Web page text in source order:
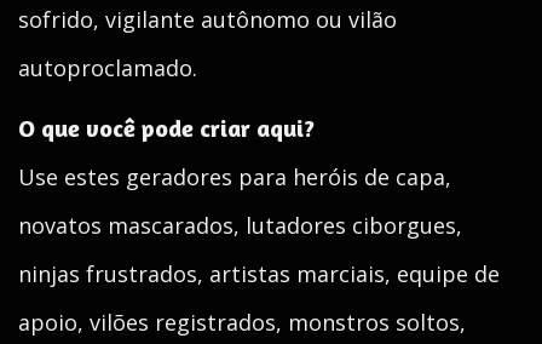
sofrido, vigilante autônomo ou vilão
autoproclamado.
O que você pode criar aqui?
Use estes geradores para heróis de capa,
novatos mascarados, lutadores ciborgues,
ninjas frustrados, artistas marciais, equipe de
apoio, vilões registrados, monstros soltos,